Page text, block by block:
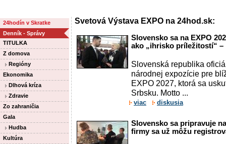
24hodín v Skratke
Denník - Správy
TITULKA
Z domova
Regióny
Ekonomika
Dlhová kríza
Zdravie
Zo zahraničia
Gala
Hudba
Kultúra
Svetová Výstava EXPO na 24hod.sk:
Slovensko sa na EXPO
ako „ihrisko príležitostí“ –
Slovenská republika
národnej expozície pre
EXPO 2027, ktorá sa
Srbsku. Motto ...
viac diskusia
Slovensko sa pripravuje
firmy sa už môžu